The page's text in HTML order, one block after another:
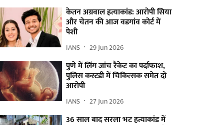
केतन अग्रवाल हत्याकांड: आरोपी सिया
और चेतन की आज वडगांव कोर्ट में
पेशी
IANS 29 Jun 2026
पुणे में लिंग जांच रैकेट का पर्दाफाश,
पुलिस कस्टडी में चिकित्सक समेत दो
आरोपी
IANS 27 Jun 2026
36 साल बाद सरला भट हत्याकांड में